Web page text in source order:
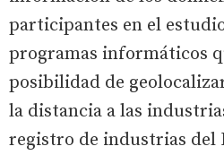
participantes en el
programas informáticos
posibilidad de
la distancia a las
registro de industrias del